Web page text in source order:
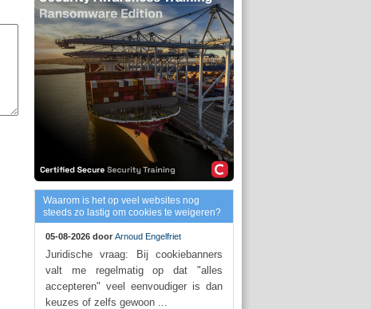
Waarom is het op veel websites nog
steeds zo lastig om cookies te weigeren?
05-08-2026 door Arnoud Engelfriet
Juridische vraag: Bij cookiebanners
valt me regelmatig op dat "alles
accepteren" veel eenvoudiger is dan
keuzes of zelfs gewoon ...